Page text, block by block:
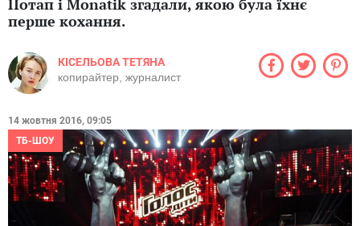
Потап і Monatik згадали, якою була їхнє
перше кохання.
КІСЕЛЬОВА ТЕТЯНА
копирайтер, журналист
14 жовтня 2016, 09:05
ТБ-ШОУ